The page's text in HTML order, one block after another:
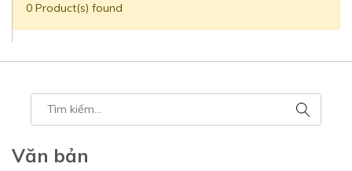
0 Product(s) found
Văn bản